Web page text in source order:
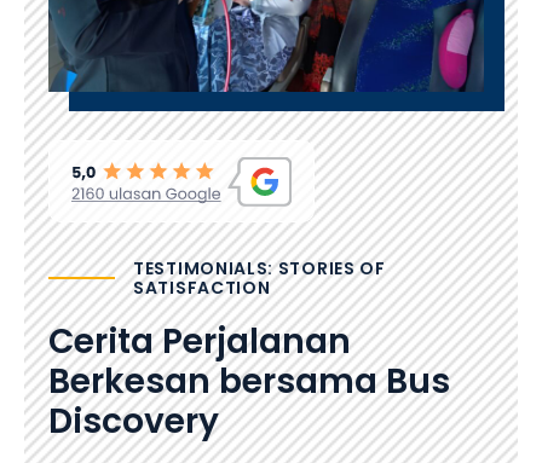
TESTIMONIALS: STORIES OF
SATISFACTION
Cerita Perjalanan
Berkesan bersama Bus
Discovery